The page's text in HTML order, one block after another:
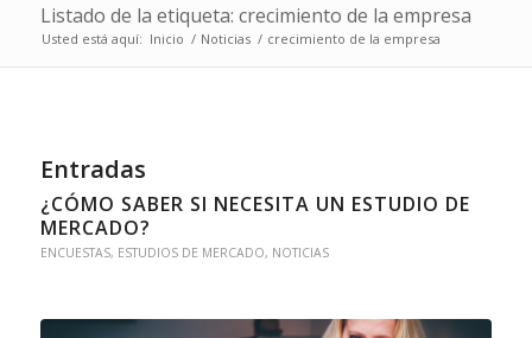
Listado de la etiqueta: crecimiento de la empresa
Usted está aquí: Inicio / Noticias / crecimiento de la empresa
Entradas
¿CÓMO SABER SI NECESITA UN ESTUDIO DE
MERCADO?
ENCUESTAS, ESTUDIOS DE MERCADO, NOTICIAS